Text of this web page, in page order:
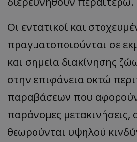
Οι εντατικοί και
πραγματοποιούνται σε
και σημεία διακίνησης
στην επιφάνεια οκτώ
παραβάσεων που
παράνομες μετακινήσεις,
θεωρούνται υψηλού